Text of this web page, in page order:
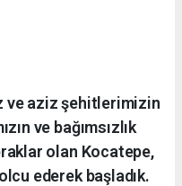
ve aziz şehitlerimizin
ve bağımsızlık
olan Kocatepe,
ederek başladık.